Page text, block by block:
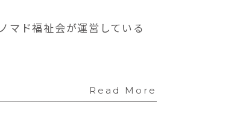
マド福祉会が運営している
Read More